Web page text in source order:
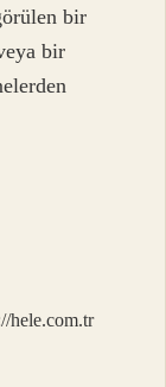
bir
bir
hele.com.tr